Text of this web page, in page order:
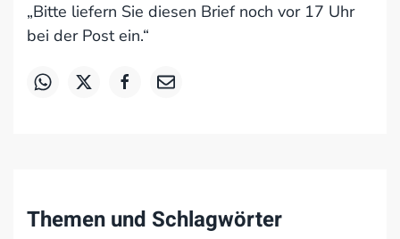
„Bitte liefern Sie diesen Brief noch vor 17 Uhr
bei der Post ein.“
Themen und Schlagwörter